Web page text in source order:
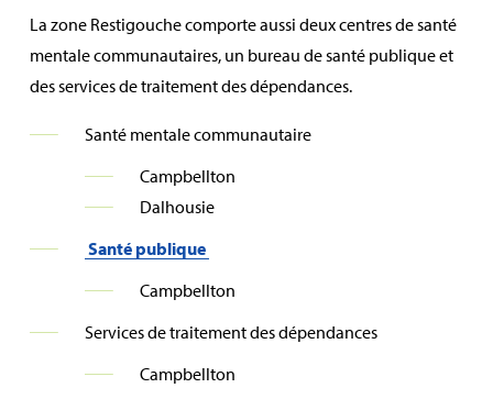
La zone Restigouche comporte aussi deux centres de santé
mentale communautaires, un bureau de santé publique et
des services de traitement des dépendances.
Santé mentale communautaire
Campbellton
Dalhousie
Santé publique
Campbellton
Services de traitement des dépendances
Campbellton